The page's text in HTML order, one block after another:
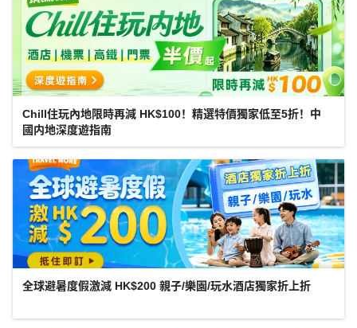
Chill住玩內地限時再減 HK$100！精選特價獨家低至5折！中
國内地深度遊指南
全球避暑度假激減 HK$200 親子/樂園/玩水酒店獨家折上折